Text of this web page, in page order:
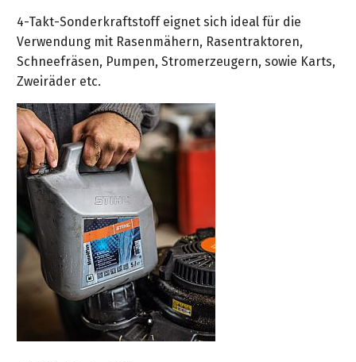
4-Takt-Sonderkraftstoff eignet sich ideal für die
Verwendung mit Rasenmähern, Rasentraktoren,
Schneefräsen, Pumpen, Stromerzeugern, sowie Karts,
Zweiräder etc.